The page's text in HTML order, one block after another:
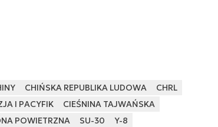
CHIŃSKA REPUBLIKA LUDOWA
CHRL
I PACYFIK
CIEŚNINA TAJWAŃSKA
POWIETRZNA SU-30
Y-8